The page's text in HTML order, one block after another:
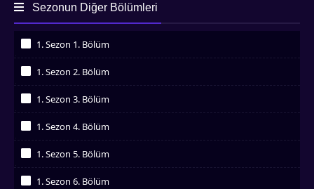
Sezonun Diğer Bölümleri
1. Sezon 1. Bölüm
1. Sezon 2. Bölüm
1. Sezon 3. Bölüm
1. Sezon 4. Bölüm
1. Sezon 5. Bölüm
1. Sezon 6. Bölüm